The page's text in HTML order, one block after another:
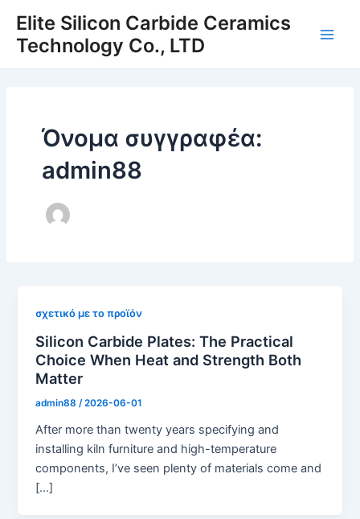
στο
περιεχόμενο
Elite Silicon Carbide Ceramics
Technology Co., LTD
Όνομα συγγραφέα:
admin88
σχετικό με το προϊόν
Silicon Carbide Plates: The Practical
Choice When Heat and Strength Both
Matter
admin88/2026-06-01
After more than twenty years specifying and
installing kiln furniture and high-temperature
components, I’ve seen plenty of materials come and
[…]